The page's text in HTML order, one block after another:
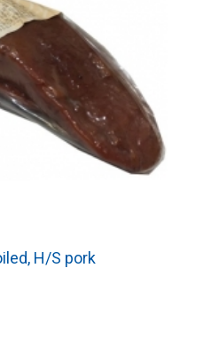
H/S pork